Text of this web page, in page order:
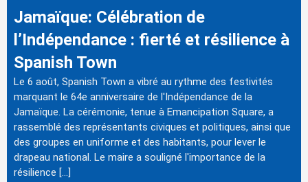
Jamaïque: Célébration de
l’Indépendance : fierté et résilience à
Spanish Town
Le 6 août, Spanish Town a vibré au rythme des festivités
marquant le 64e anniversaire de l'Indépendance de la
Jamaïque. La cérémonie, tenue à Emancipation Square, a
rassemblé des représentants civiques et politiques, ainsi que
des groupes en uniforme et des habitants, pour lever le
drapeau national. Le maire a souligné l'importance de la
résilience […]